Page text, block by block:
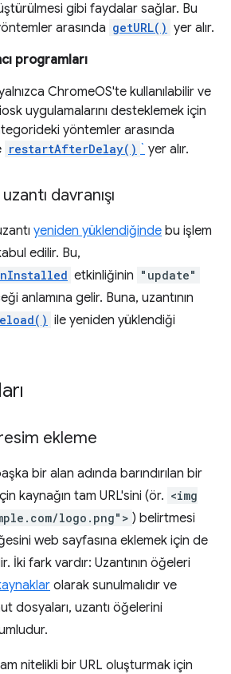
gibi faydalar sağlar. Bu
arasında getURL() yer alır.
programları
ChromeOS'te kullanılabilir ve
uygulamalarını desteklemek için
yöntemler arasında
restartAfterDelay() ` yer alır.
davranışı
yeniden yüklendiğinde bu işlem
edilir. Bu,
etkinliğinin "update"
anlamına gelir. Buna, uzantının
ile yeniden yüklendiği
ekleme
bir alan adında barındırılan bir
kaynağın tam URL'sini (ör. <img
logo.png"> ) belirtmesi
web sayfasına eklemek için de
İki fark vardır: Uzantının öğeleri
olarak sunulmalıdır ve
dosyaları, uzantı öğelerini
nitelikli bir URL oluşturmak için